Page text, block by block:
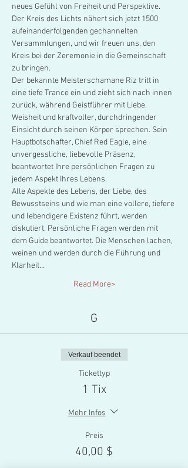
neues Gefühl von Freiheit und Perspektive.
Der Kreis des Lichts nähert sich jetzt 1500
aufeinanderfolgenden gechannelten
Versammlungen, und wir freuen uns, den
Kreis bei der Zeremonie in die Gemeinschaft
zu bringen.
Der bekannte Meisterschamane Riz tritt in
eine tiefe Trance ein und zieht sich nach innen
zurück, während Geistführer mit Liebe,
Weisheit und kraftvoller, durchdringender
Einsicht durch seinen Körper sprechen. Sein
Hauptbotschafter, Chief Red Eagle, eine
unvergessliche, liebevolle Präsenz,
beantwortet Ihre persönlichen Fragen zu
jedem Aspekt Ihres Lebens.
Alle Aspekte des Lebens, der Liebe, des
Bewusstseins und wie man eine vollere, tiefere
und lebendigere Existenz führt, werden
diskutiert. Persönliche Fragen werden mit
dem Guide beantwortet. Die Menschen lachen,
weinen und werden durch die Führung und
Klarheit…
Read More>
G
Verkauf beendet
Tickettyp
1 Tix
Mehr Infos
Preis
40,00 $